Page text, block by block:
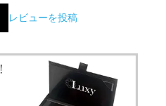
レビューを投稿